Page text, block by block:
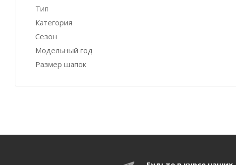
Тип
Категория
Сезон
Модельный год
Размер шапок